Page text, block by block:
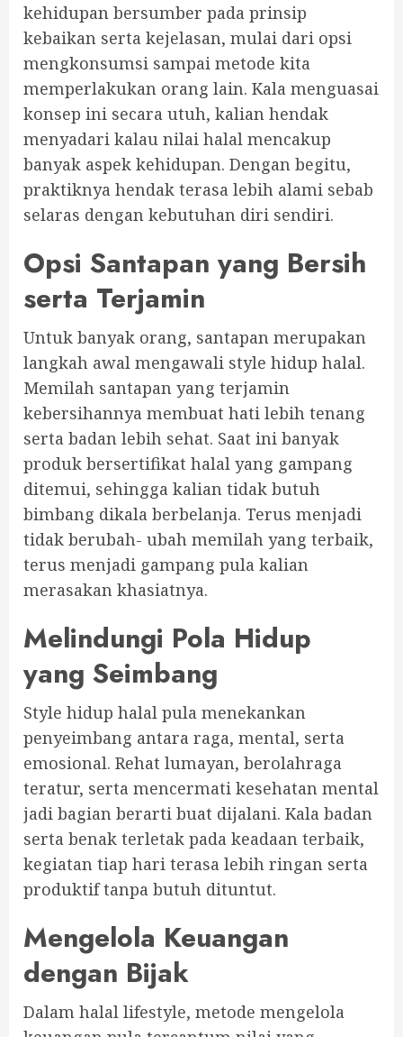
kehidupan bersumber pada prinsip
kebaikan serta kejelasan, mulai dari opsi
mengkonsumsi sampai metode kita
memperlakukan orang lain. Kala menguasai
konsep ini secara utuh, kalian hendak
menyadari kalau nilai halal mencakup
banyak aspek kehidupan. Dengan begitu,
praktiknya hendak terasa lebih alami sebab
selaras dengan kebutuhan diri sendiri.
Opsi Santapan yang Bersih
serta Terjamin
Untuk banyak orang, santapan merupakan
langkah awal mengawali style hidup halal.
Memilah santapan yang terjamin
kebersihannya membuat hati lebih tenang
serta badan lebih sehat. Saat ini banyak
produk bersertifikat halal yang gampang
ditemui, sehingga kalian tidak butuh
bimbang dikala berbelanja. Terus menjadi
tidak berubah- ubah memilah yang terbaik,
terus menjadi gampang pula kalian
merasakan khasiatnya.
Melindungi Pola Hidup
yang Seimbang
Style hidup halal pula menekankan
penyeimbang antara raga, mental, serta
emosional. Rehat lumayan, berolahraga
teratur, serta mencermati kesehatan mental
jadi bagian berarti buat dijalani. Kala badan
serta benak terletak pada keadaan terbaik,
kegiatan tiap hari terasa lebih ringan serta
produktif tanpa butuh dituntut.
Mengelola Keuangan
dengan Bijak
Dalam halal lifestyle, metode mengelola